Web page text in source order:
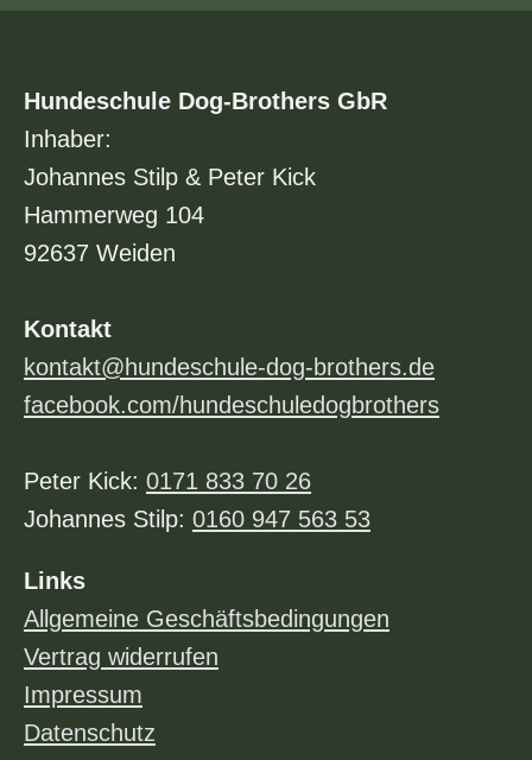
will
hören!
|
Gerd
Schuster
Hundeschule Dog-Brothers GbR
Inhaber:
Johannes Stilp & Peter Kick
Hammerweg 104
92637 Weiden
Kontakt
kontakt@hundeschule-dog-brothers.de
facebook.com/hundeschuledogbrothers
Peter Kick: 0171 833 70 26
Johannes Stilp: 0160 947 563 53
Links
Allgemeine Geschäftsbedingungen
Vertrag widerrufen
Impressum
Datenschutz